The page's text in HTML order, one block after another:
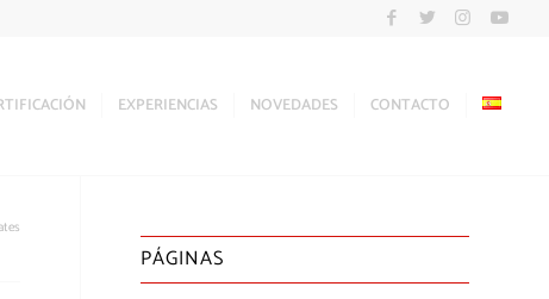
EXPERIENCIAS NOVEDADES CONTACTO
PÁGINAS